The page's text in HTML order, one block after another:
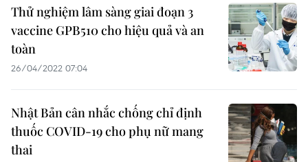
Thử nghiệm lâm sàng giai đoạn 3
vaccine GPB510 cho hiệu quả và an
toàn
26/04/2022 07:04
Nhật Bản cân nhắc chống chỉ định
thuốc COVID-19 cho phụ nữ mang
thai